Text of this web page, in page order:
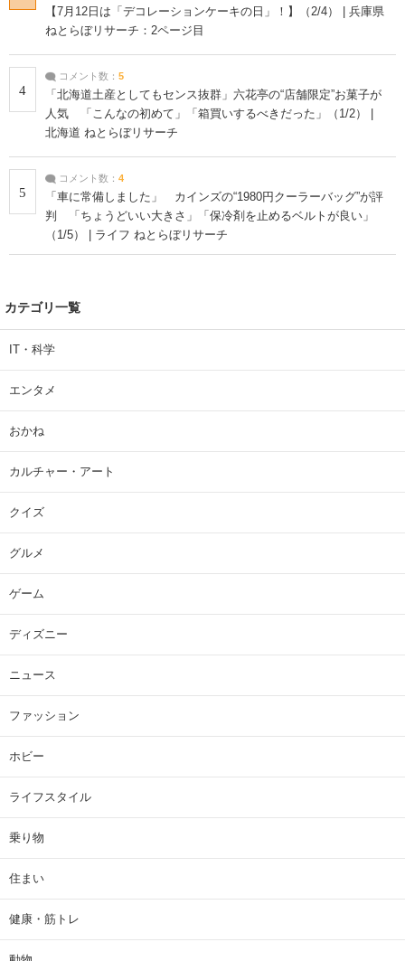
【7月12日は「デコレーションケーキの日」！】（2/4） | 兵庫県
ねとらぼリサーチ：2ページ目
4
コメント数： 5
「北海道土産としてもセンス抜群」六花亭の“店舗限定”お菓子が
人気 「こんなの初めて」「箱買いするべきだった」（1/2） |
北海道 ねとらぼリサーチ
5
コメント数： 4
「車に常備しました」 カインズの“1980円クーラーバッグ”が評
判 「ちょうどいい大きさ」「保冷剤を止めるベルトが良い」
（1/5） | ライフ ねとらぼリサーチ
カテゴリ一覧
IT・科学
エンタメ
おかね
カルチャー・アート
クイズ
グルメ
ゲーム
ディズニー
ニュース
ファッション
ホビー
ライフスタイル
乗り物
住まい
健康・筋トレ